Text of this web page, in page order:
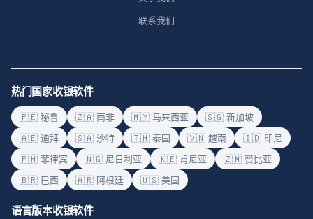
联系我们
热门国家收银软件
🇵🇪 秘鲁 🇿🇦 南非 🇲🇾 马来西亚
🇸🇬 新加坡
🇦🇪 迪拜
🇸🇦 沙特 🇹🇭 泰国 🇻🇳 越南
🇮🇩 印尼
🇵🇭 菲律宾
🇳🇬 尼日利亚 🇰🇪 肯尼亚
🇿🇲 赞比亚
🇧🇷 巴西
🇦🇷 阿根廷 🇺🇸 美国
语言版本收银软件